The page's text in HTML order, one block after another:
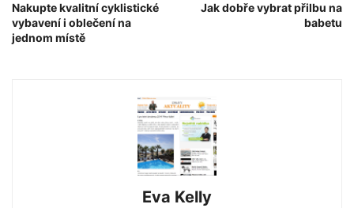
Nakupte kvalitní cyklistické
vybavení i oblečení na
jednom místě
Jak dobře vybrat přilbu na
babetu
Eva Kelly